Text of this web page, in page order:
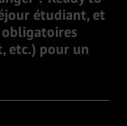
étudiant, et
obligatoires
etc.) pour un